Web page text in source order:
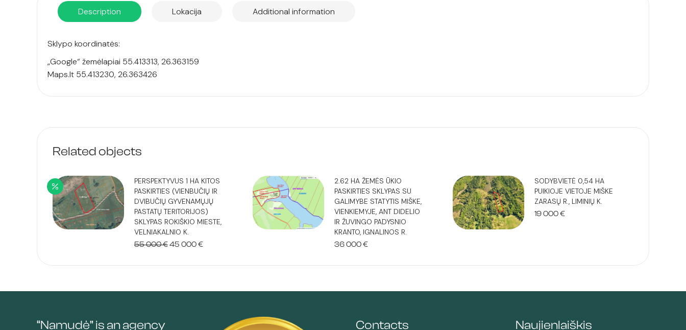
Description Lokacija Additional information
Sklypo koordinatės:
„Google“ žemėlapiai 55.413313, 26.363159
Maps.lt 55.413230, 26.363426
Related objects
PERSPEKTYVUS 1 HA KITOS
PASKIRTIES (VIENBUČIŲ IR
DVIBUČIŲ GYVENAMŲJŲ
PASTATŲ TERITORIJOS)
SKLYPAS ROKIŠKIO MIESTE,
VELNIAKALNIO K.
55 000€Original
45 000€Current
2.62 HA ŽEMĖS ŪKIO
PASKIRTIES SKLYPAS SU
GALIMYBE STATYTIS MIŠKE,
VIENKIEMYJE, ANT DIDELIO
IR ŽUVINGO PADYSNIO
KRANTO, IGNALINOS R.
36 000€
SODYBVIETĖ 0,54 HA
PUIKIOJE VIETOJE MIŠKE
ZARASŲ R., LIMINIŲ K.
19 000€
“Namudė” is an agency Contacts Naujienlaiškis